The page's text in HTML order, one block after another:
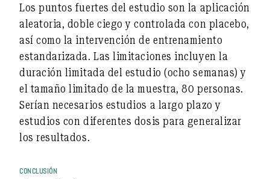
Los puntos fuertes del estudio son la aplicación
aleatoria, doble ciego y controlada con placebo,
así como la intervención de entrenamiento
estandarizada. Las limitaciones incluyen la
duración limitada del estudio (ocho semanas) y
el tamaño limitado de la muestra, 80 personas.
Serían necesarios estudios a largo plazo y
estudios con diferentes dosis para generalizar
los resultados.
CONCLUSIÓN